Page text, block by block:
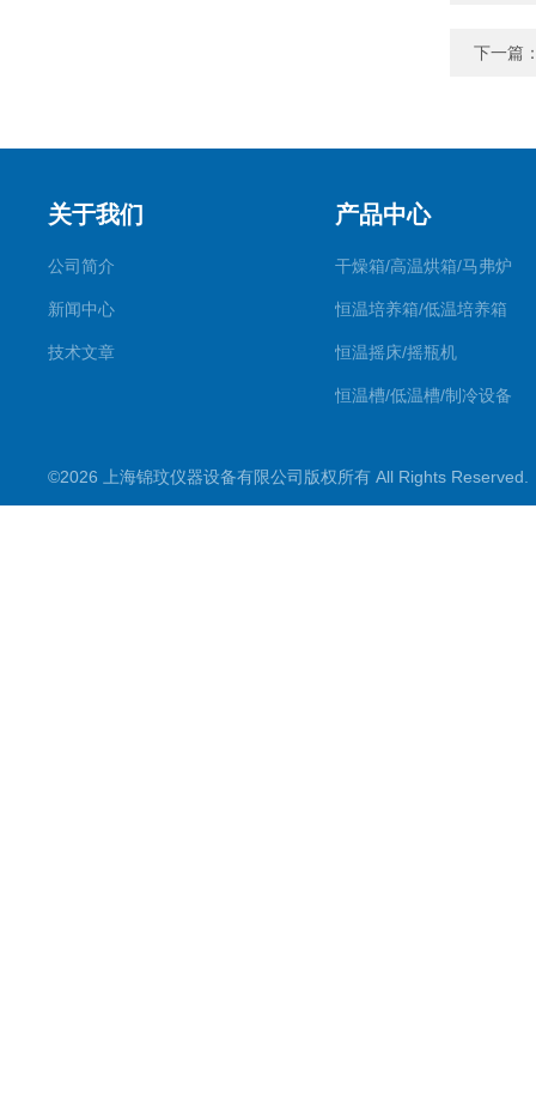
下一篇
关于我们
公司简介
新闻中心
技术文章
产品中心
干燥箱/高温烘箱/马弗炉
恒温培养箱/低温培养箱
恒温摇床/摇瓶机
恒温槽/低温槽/制冷设备
超声波仪器
©2026 上海锦玟仪器设备有限公司版权所有 All Rights